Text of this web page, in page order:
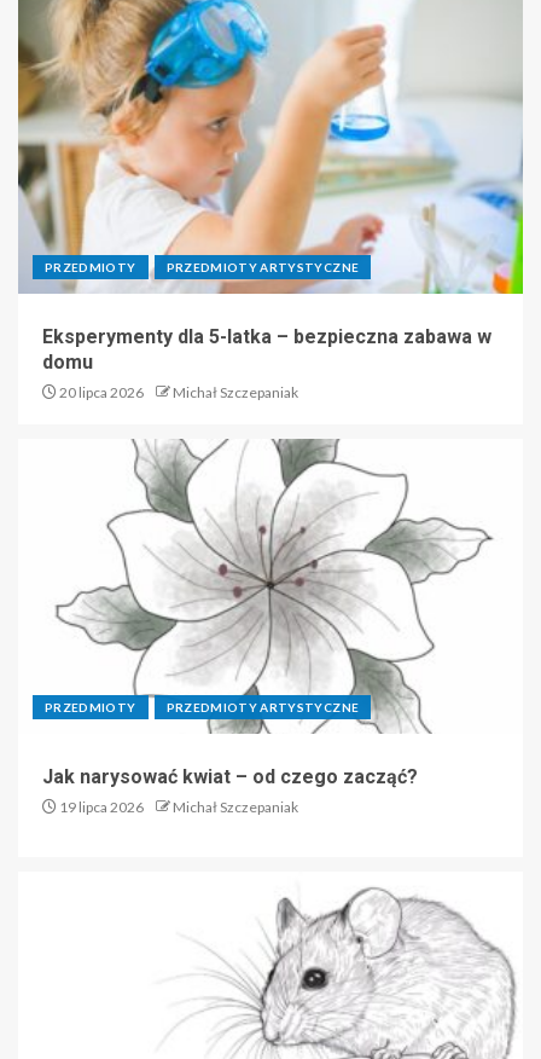
PRZEDMIOTY PRZEDMIOTY ARTYSTYCZNE
Eksperymenty dla 5-latka – bezpieczna zabawa w
domu
20 lipca 2026 Michał Szczepaniak
PRZEDMIOTY PRZEDMIOTY ARTYSTYCZNE
Jak narysować kwiat – od czego zacząć?
19 lipca 2026 Michał Szczepaniak